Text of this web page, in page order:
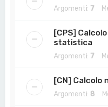
Argomenti: 7
[CPS]
statistica
Argomenti: 7
[CN] Calcolo
Argomenti: 8